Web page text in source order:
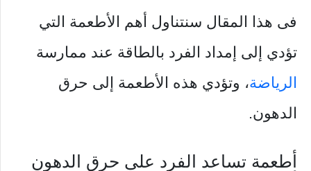
فى هذا المقال سنتناول أهم الأطعمة التي
تؤدي إلى إمداد الفرد بالطاقة عند ممارسة
الرياضة، وتؤدي هذه الأطعمة إلى حرق
الدهون.
أطعمة تساعد الفرد على حرق الدهون